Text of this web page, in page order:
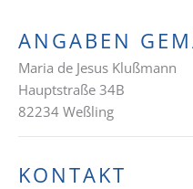
ANGABEN
Maria de Jesus Klußmann
Hauptstraße 34B
82234 Weßling
KONTAKT